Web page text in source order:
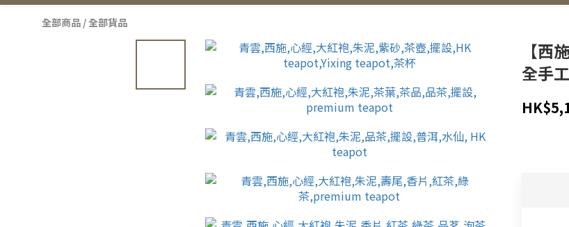
全部商品 /全部貨品
【西
全手